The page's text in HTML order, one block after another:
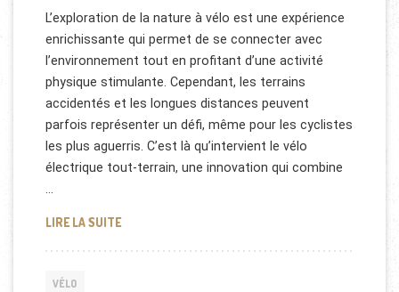
L’exploration de la nature à vélo est une expérience
enrichissante qui permet de se connecter avec
l’environnement tout en profitant d’une activité
physique stimulante. Cependant, les terrains
accidentés et les longues distances peuvent
parfois représenter un défi, même pour les cyclistes
les plus aguerris. C’est là qu’intervient le vélo
électrique tout-terrain, une innovation qui combine
LIRE LA SUITECOMMENT UN VÉLO ÉLECTRIQUE TOUT-TERRAIN
VÉLO